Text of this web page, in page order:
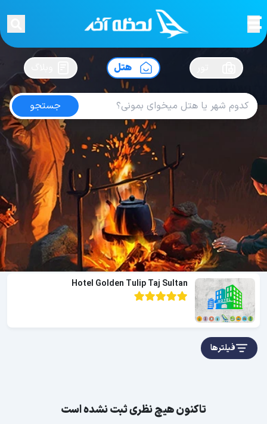
لحظه آخرسفرت رو بساز !
هتل
جستجو
هتل های تونس
امتیاز4.1 از5| از100 کاربر
لحظه آخر هتل های آفریقا هتل های تونس
Hotel Palace Hammamet Marhaba
Hotel Golden Tulip Taj Sultan
فیلترها
تاکنون هیچ نظری ثبت نشده است